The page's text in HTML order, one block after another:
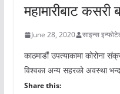
महामारीबाट
June 28, 2020 साइन्स
काठमाडौं उपत्याकामा कोरोना
विश्वका अन्य सहरको अवस्था
Share this: